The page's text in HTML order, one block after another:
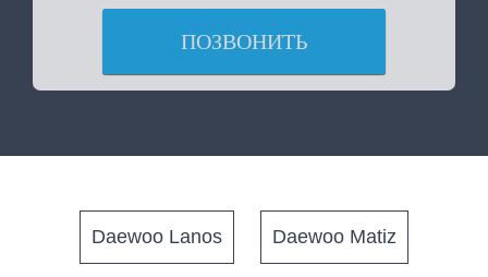
ПОЗВОНИТЬ
Daewoo Lanos Daewoo Matiz